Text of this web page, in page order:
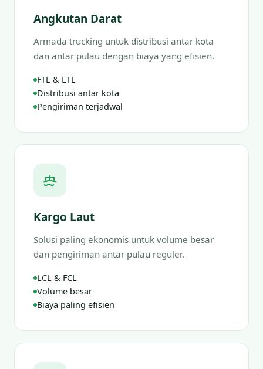
Angkutan Darat
Armada trucking untuk distribusi antar kota
dan antar pulau dengan biaya yang efisien.
FTL & LTL
Distribusi antar kota
Pengiriman terjadwal
Kargo Laut
Solusi paling ekonomis untuk volume besar
dan pengiriman antar pulau reguler.
LCL & FCL
Volume besar
Biaya paling efisien